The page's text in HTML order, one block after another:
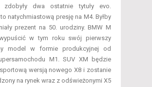
dwa ostatnie tytuły evo.
natychmiastową presję na M4. Byłby
prezent na 50. urodziny. BMW M
w tym roku swój pierwszy
model w formie produkcyjnej od
M1. SUV XM będzie
wersją nowego X8 i zostanie
na rynek wraz z odświeżonymi X5